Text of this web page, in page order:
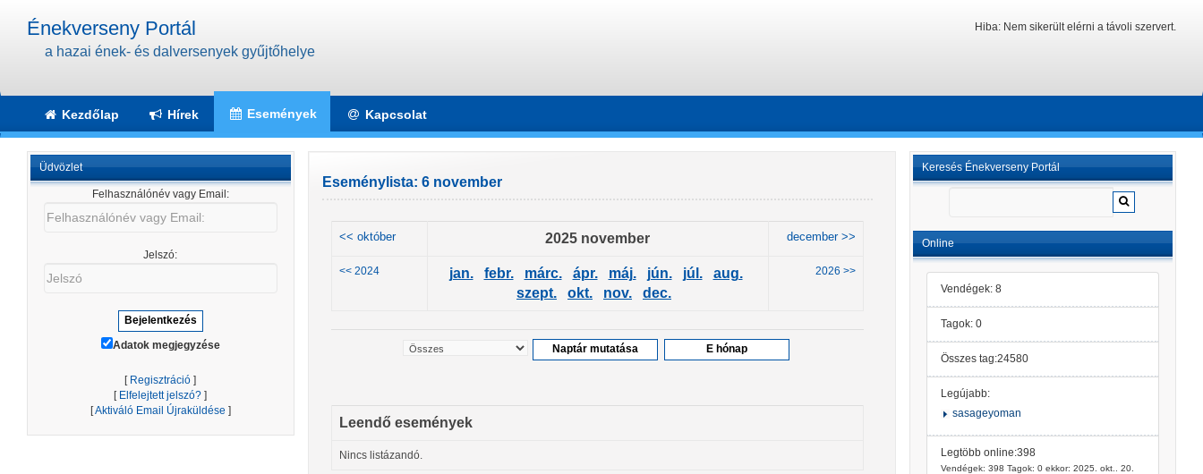
Énekverseny Portál
a hazai ének- és dalversenyek gyűjtőhelye
Hiba: Nem sikerült elérni a távoli szervert.
Kezdőlap Hírek Események Kapcsolat
Üdvözlet
Felhasználónév vagy Email:
vagy
Jelszó:
Adatok megjegyzése
[ Regisztráció ]
[ Elfelejtett jelszó? ]
[Aktiváló Email Újraküldése ]
Keresés Énekverseny Portál
Online
Vendégek: 8
Tagok: 0
Összes tag:24580
Legújabb:
sasageyoman
Legtöbb online:398
Vendégek: 398 Tagok: 0 ekkor: 2025. okt.. 20.
Eseménylista: 6 november
<< október 2025 november december >>
<< 2024 jan. febr. márc. ápr. máj. jún. júl.
aug.
szept.
okt. nov. dec.
2026 >>
Leendő események
Nincs listázandó.